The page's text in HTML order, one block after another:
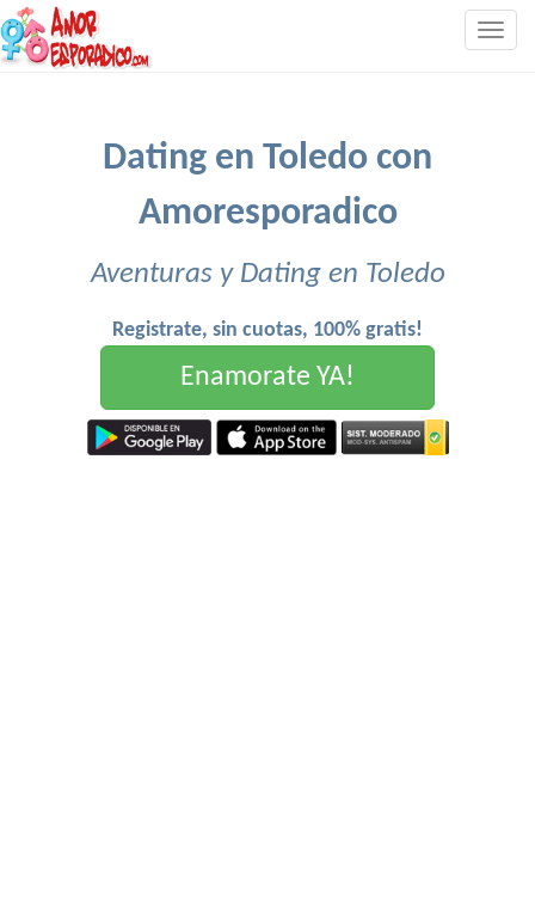
Dating en Toledo con
Amoresporadico
Aventuras y Dating en Toledo
Registrate, sin cuotas, 100% gratis!
Enamorate YA!